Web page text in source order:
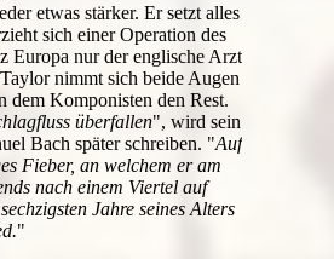
etwas stärker. Er setzt alles
sich einer Operation des
Europa nur der englische Arzt
Taylornimmt sich beide Augen
dem Komponisten den Rest.
überfallen", wird sein
Bach später schreiben. "Auf
Fieber, an welchem er am
nach einem Viertel auf
Jahre seines Alters
"